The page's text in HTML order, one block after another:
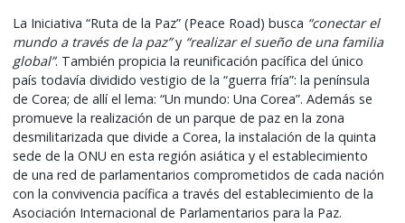
La Iniciativa “Ruta de la Paz” (Peace Road)busca “conectar el
mundo a través de la paz”y “realizar el sueño de una familia
global”. También propicia la reunificación pacífica del único
país todavía dividido vestigio de la “guerra fría”: la península
de Corea; de allí el lema:“Un mundo: Una Corea”. Además se
promueve la realización de un parque de paz en la zona
desmilitarizada que divide a Corea, la instalación de la quinta
sede de la ONU en esta región asiática y el establecimiento
de una red de parlamentarios comprometidos de cada nación
con la convivencia pacífica a través del establecimiento de la
Asociación Internacional de Parlamentarios para la Paz.